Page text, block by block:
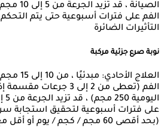
الصيانة
الفم على فترات أسبوعية حتى يتم
التأثيرات الضائرة
نوبة صرع جزئية مركبة
العلاج
الفم (تعطى من 2 إلى 3
على فترات أسبوعية لتحقيق استجابة
(بحد أقصى 60 مجم / كجم / يوم